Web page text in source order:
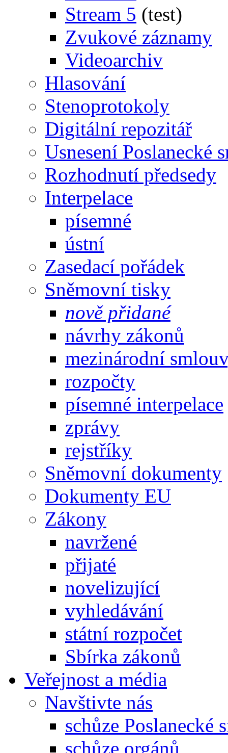
Stream 5 (test)
Zvukové záznamy
Videoarchiv
Hlasování
Stenoprotokoly
Digitální repozitář
Usnesení Poslanecké
Rozhodnutí předsedy
Interpelace
písemné
ústní
Zasedací pořádek
Sněmovní tisky
nově přidané
návrhy zákonů
mezinárodní
rozpočty
písemné interpelace
zprávy
rejstříky
Sněmovní dokumenty
Dokumenty EU
Zákony
navržené
přijaté
novelizující
vyhledávání
státní rozpočet
Sbírka zákonů
Veřejnost a média
Navštivte nás
schůze Poslanecké
schůze orgánů